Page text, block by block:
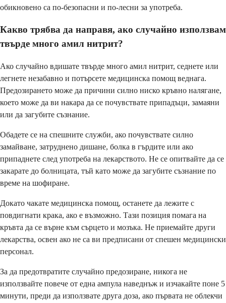
обикновено са по-безопасни и по-лесни за употреба.
Какво трябва да направя, ако случайно използвам
твърде много амил нитрит?
Ако случайно вдишате твърде много амил нитрит, седнете или
легнете незабавно и потърсете медицинска помощ веднага.
Предозирането може да причини силно ниско кръвно налягане,
което може да ви накара да се почувствате припадъци, замаяни
или да загубите съзнание.
Обадете се на спешните служби, ако почувствате силно
замайване, затруднено дишане, болка в гърдите или ако
припаднете след употреба на лекарството. Не се опитвайте да се
закарате до болницата, тъй като може да загубите съзнание по
време на шофиране.
Докато чакате медицинска помощ, останете да лежите с
повдигнати крака, ако е възможно. Тази позиция помага на
кръвта да се върне към сърцето и мозъка. Не приемайте други
лекарства, освен ако не са ви предписани от спешен медицински
персонал.
За да предотвратите случайно предозиране, никога не
използвайте повече от една ампула наведнъж и изчакайте поне 5
минути, преди да използвате друга доза, ако първата не облекчи